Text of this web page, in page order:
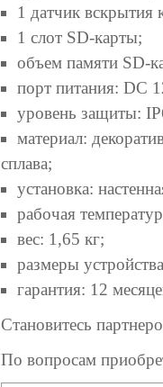
1 датчик вскрытия
1 слот SD-карты;
объем памяти SD-
порт питания: DC
уровень защиты:
материал:
сплава;
установка:
рабочая
вес: 1,65 кг;
размеры
гарантия: 12
Становитесь
По вопросам